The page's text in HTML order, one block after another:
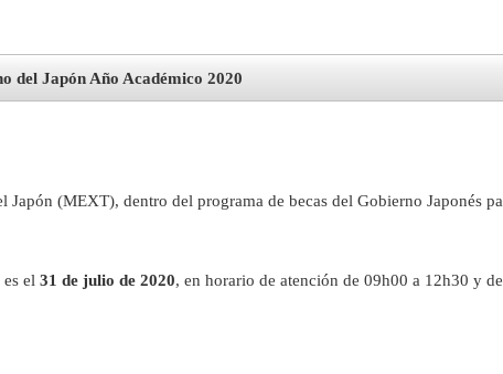
del Japón Año Académico 2020
(MEXT), dentro del programa de becas del Gobierno Japonés
el 31 de julio de 2020, en horario de atención de 09h00 a 12h30 y